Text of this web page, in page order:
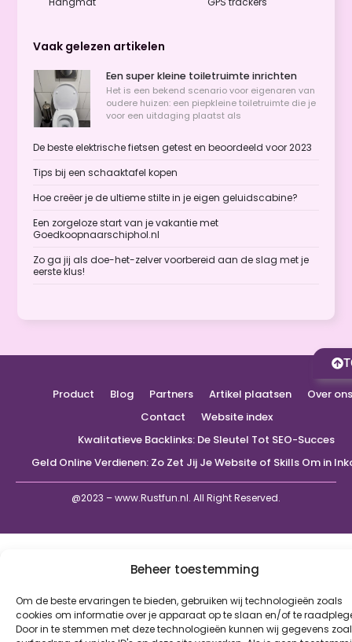
Beheer toestemming
Om de beste ervaringen te bieden, gebruiken wij technologieën zoals
cookies om informatie over je apparaat op te slaan en/of te
Door in te stemmen met deze technologieën kunnen wij gegevens
Vaak gelezen artikelen
Een super kleine toiletruimte inrichten
Het is een bekend scenario voor eigenaren van
oudere huizen: een piepkleine toiletruimte die je
voor een uitdaging plaatst als
De beste elektrische fietsen getest en beoordeeld voor 2023
Tips bij een schaaktafel kopen
Hoe creëer je de ultieme stilte in je eigen geluidscabine?
Een zorgeloze start van je vakantie met
Goedkoopnaarschiphol.nl
Zo ga jij als doe-het-zelver voorbereid aan de slag met je
eerste klus!
@2023 – www.Rustfun.nl. All Right Reserved.
Product Blog Partners Artikel plaatsen
Over ons
Contact
Website index
Kwalitatieve Backlinks: De Sleutel Tot SEO-Succes
Geld Online Verdienen: Zo Zet Jij Je Website of Skills Om in